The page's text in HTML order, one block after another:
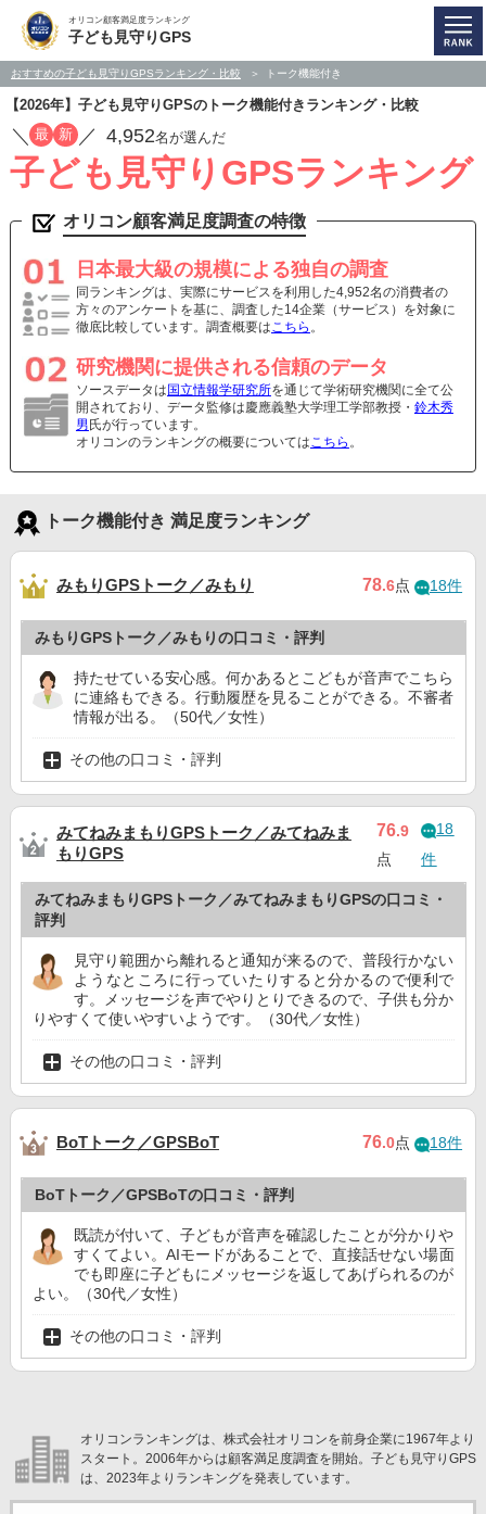
オリコン顧客満足度ランキング
子ども見守りGPS
おすすめの子ども見守りGPSランキング・比較 トーク機能付き
【2026年】子ども見守りGPSのトーク機能付きランキング・比較
／ 最 新 ／ 4,952名が選んだ
子ども見守りGPSランキング
オリコン顧客満足度調査の特徴
日本最大級の規模による独自の調査
同ランキングは、実際にサービスを利用した4,952名の消費者の
方々のアンケートを基に、調査した14企業（サービス）を対象に
徹底比較しています。調査概要はこちら 。
研究機関に提供される信頼のデータ
ソースデータは 国立情報学研究所を通じて学術研究機関に全て公
開されており、データ監修は慶應義塾大学理工学部教授・ 鈴木秀
男 氏が行っています。
オリコンのランキングの概要についてはこちら 。
トーク機能付き 満足度ランキング
みもりGPSトーク／みもり 78.6点 18件
みもりGPSトーク／みもりの口コミ・評判
持たせている安心感。何かあるとこどもが音声でこちら
に連絡もできる。行動履歴を見ることができる。不審者
情報が出る。（50代／女性）
その他の口コミ・評判
みてねみまもりGPSトーク／みてねみま
もりGPS
76.9
点
18
件
みてねみまもりGPSトーク／みてねみまもりGPSの口コミ・
評判
見守り範囲から離れると通知が来るので、普段行かない
ようなところに行っていたりすると分かるので便利で
す。メッセージを声でやりとりできるので、子供も分か
りやすくて使いやすいようです。（30代／女性）
その他の口コミ・評判
BoTトーク／GPSBoT 76.0点 18件
BoTトーク／GPSBoTの口コミ・評判
既読が付いて、子どもが音声を確認したことが分かりや
すくてよい。AIモードがあることで、直接話せない場面
でも即座に子どもにメッセージを返してあげられるのが
よい。（30代／女性）
その他の口コミ・評判
オリコンランキングは、株式会社オリコンを前身企業に1967年より
スタート。2006年からは顧客満足度調査を開始。子ども見守りGPS
は、2023年よりランキングを発表しています。